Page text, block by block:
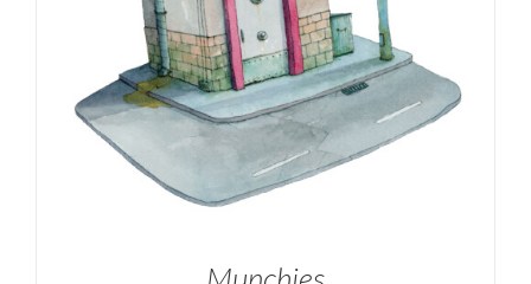
SELECCIONAR OPCIONES / DETALLES